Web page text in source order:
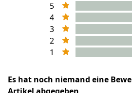
5
4
3
2
1
Es hat noch niemand eine